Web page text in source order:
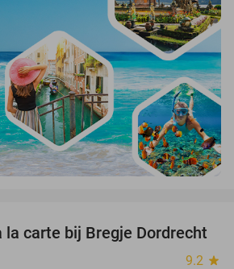
12%
la carte bij Bregje Dordrecht
9.2 star